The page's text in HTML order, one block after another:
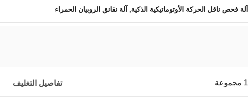
آلة فحص ناقل الحركة الأوتوماتيكية الذكية, آلة نقانق الروبيان الحمراء
1 مجموعة تفاصيل التغليف